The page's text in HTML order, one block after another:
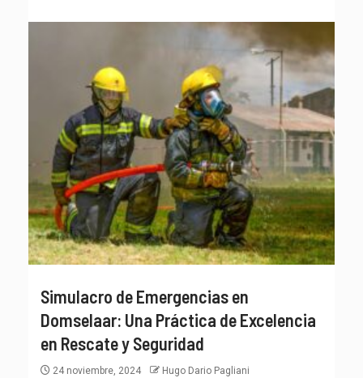
Simulacro de Emergencias en
Domselaar: Una Práctica de Excelencia
en Rescate y Seguridad
24 noviembre, 2024 Hugo Dario Pagliani